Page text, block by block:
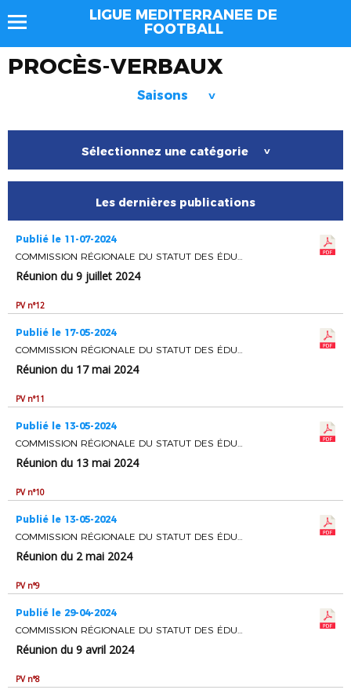
LIGUE MEDITERRANEE DE
FOOTBALL
PROCÈS-VERBAUX
Saisons >
Sélectionnez une catégorie >
Les dernières publications
Publié le 11-07-2024
COMMISSION RÉGIONALE DU STATUT DES ÉDUCATEURS ET ENTRAINEURS DE FOOTBALL
Réunion du 9 juillet 2024
PV n°12
Publié le 17-05-2024
COMMISSION RÉGIONALE DU STATUT DES ÉDUCATEURS ET ENTRAINEURS DE FOOTBALL
Réunion du 17 mai 2024
PV n°11
Publié le 13-05-2024
COMMISSION RÉGIONALE DU STATUT DES ÉDUCATEURS ET ENTRAINEURS DE FOOTBALL
Réunion du 13 mai 2024
PV n°10
Publié le 13-05-2024
COMMISSION RÉGIONALE DU STATUT DES ÉDUCATEURS ET ENTRAINEURS DE FOOTBALL
Réunion du 2 mai 2024
PV n°9
Publié le 29-04-2024
COMMISSION RÉGIONALE DU STATUT DES ÉDUCATEURS ET ENTRAINEURS DE FOOTBALL
Réunion du 9 avril 2024
PV n°8